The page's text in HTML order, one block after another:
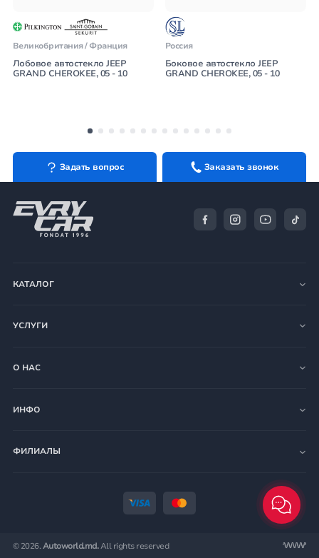
Великобритания / Франция
Лобовое автостекло JEEP
GRAND CHEROKEE, 05 - 10
Россия
Боковое автостекло JEEP
GRAND CHEROKEE, 05 - 10
Задать вопрос Заказать звонок
КАТАЛОГ
УСЛУГИ
О НАС
ИНФО
ФИЛИАЛЫ
© 2026.Autoworld.md.All rights reserved